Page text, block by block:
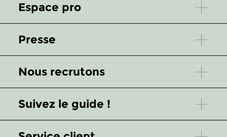
Espace pro
Presse
Nous recrutons
Suivez le guide !